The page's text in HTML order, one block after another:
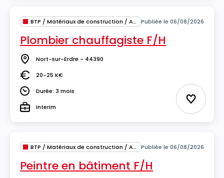
BTP / Matériaux de construction / Architecture Publiée le 06/08/2026
Plombier chauffagiste F/H
Lieu Nort-sur-Erdre - 44390
Salaire20-25 K€
DuréeDurée: 3 mois
TypeInterim Ajouter
BTP / Matériaux de construction / Architecture Publiée le 06/08/2026
Peintre en bâtiment F/H